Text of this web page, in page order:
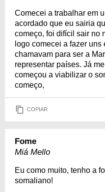
Comecei a trabalhar em
acordado que eu sairia
começo, foi difícil sair no
logo comecei a fazer
chamavam para ser a
representar países. Já
começou a viabilizar o
começo,
COPIAR
Fome
Miá Mello
Eu como muito, tenho a
somaliano!